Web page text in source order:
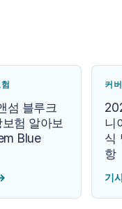
섬 블루크
험 알아보
Blue
커
니
식
항
기